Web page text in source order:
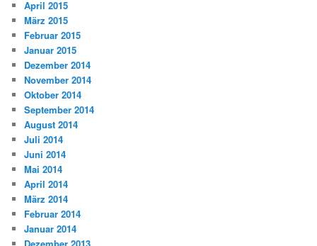
April 2015
März 2015
Februar 2015
Januar 2015
Dezember 2014
November 2014
Oktober 2014
September 2014
August 2014
Juli 2014
Juni 2014
Mai 2014
April 2014
März 2014
Februar 2014
Januar 2014